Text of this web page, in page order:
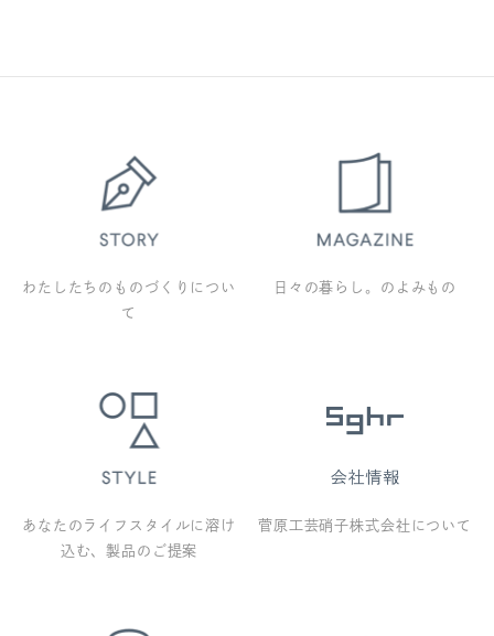
わたしたちのものづくりについ
て
日々の暮らし。のよみもの
あなたのライフスタイルに溶け
込む、製品のご提案
菅原工芸硝子株式会社について